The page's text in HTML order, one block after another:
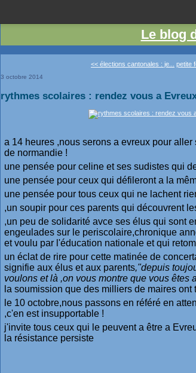
Le blog
<< élections cantonales : je... petite
3 octobre 2014
rythmes scolaires : rendez vous a
a 14 heures ,nous serons a evreux pour
de normandie !
une pensée pour celine et ses sudistes qui
une pensée pour ceux qui défileront a la
une pensée pour tous ceux qui ne lachent
,un soupir pour ces parents qui découvrent
,un peu de solidarité avce ses élus qui sont
engeulades sur le periscolaire,chronique
et voulu par l'éducation nationale et qui
un éclat de rire pour cette matinée de
signifie aux élus et aux parents,"depuis
voulons et là ,on vous montre que vous êtes
la soumission que des milliers de maires ont
le 10 octobre,nous passons en référé en
,c'en est insupportable !
j'invite tous ceux qui le peuvent a être a
la résistance persiste